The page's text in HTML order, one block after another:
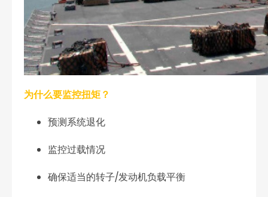
为什么要监控扭矩？
预测系统退化
监控过载情况
确保适当的转子/发动机负载平衡